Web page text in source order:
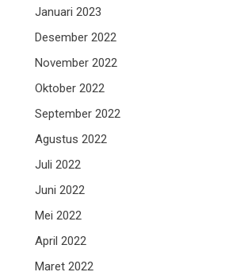
Januari 2023
Desember 2022
November 2022
Oktober 2022
September 2022
Agustus 2022
Juli 2022
Juni 2022
Mei 2022
April 2022
Maret 2022